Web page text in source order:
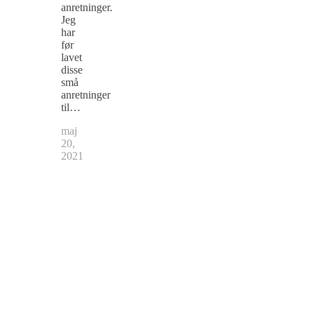
anretninger.
Jeg
har
før
lavet
disse
små
anretninger
til…
maj
20,
2021